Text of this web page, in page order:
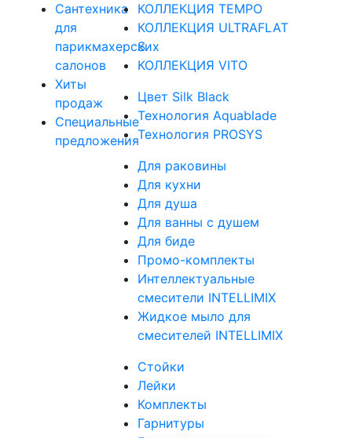
Сантехника
для
парикмахерских
салонов
Хиты
продаж
Специальные
предложения
КОЛЛЕКЦИЯ TEMPO
КОЛЛЕКЦИЯ ULTRAFLAT
S
КОЛЛЕКЦИЯ VITO
Цвет Silk Black
Технология Aquablade
Технология PROSYS
Для раковины
Для кухни
Для душа
Для ванны с душем
Для биде
Промо-комплекты
Интеллектуальные
смесители INTELLIMIX
Жидкое мыло для
смесителей INTELLIMIX
Стойки
Лейки
Комплекты
Гарнитуры